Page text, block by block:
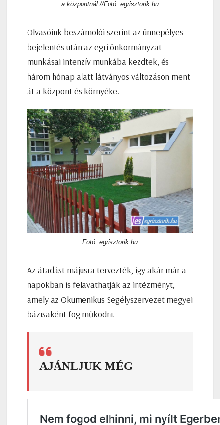
a központnál //Fotó: egrisztorik.hu
Olvasóink beszámolói szerint az ünnepélyes
bejelentés után az egri önkormányzat
munkásai intenzív munkába kezdtek, és
három hónap alatt látványos változáson ment
át a központ és környéke.
Fotó: egrisztorik.hu
Az átadást májusra tervezték, így akár már a
napokban is felavathatják az intézményt,
amely az Ökumenikus Segélyszervezet megyei
bázisaként fog működni.
AJÁNLJUK MÉG